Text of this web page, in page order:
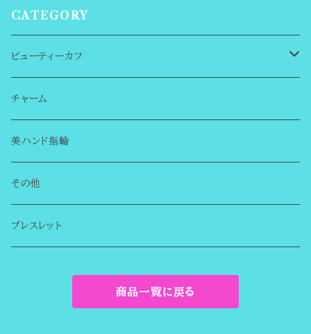
CATEGORY
ビューティーカフ
はじめての方へ
シンプルカフ
チャーム無し
チャーム付き
誕生石のビューティーカフ
まるでイヤリングのようなイヤーカフ
金属アレルギー対応
チャーム
美ハンド指輪
その他
ブレスレット
商品一覧に戻る